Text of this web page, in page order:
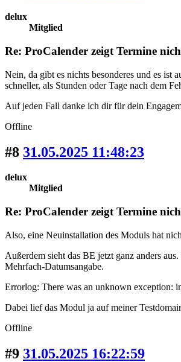
delux
Mitglied
Re: ProCalender zeigt Termine
Nein, da gibt es nichts besonderes und es ist
schneller, als Stunden oder Tage nach dem
Auf jeden Fall danke ich dir für dein
Offline
#8 31.05.2025 11:48:23
delux
Mitglied
Re: ProCalender zeigt Termine
Also, eine Neuinstallation des Moduls hat
Außerdem sieht das BE jetzt ganz anders
Mehrfach-Datumsangabe.
Errorlog: There was an unknown exception:
Dabei lief das Modul ja auf meiner
Offline
#9 31.05.2025 16:22:59